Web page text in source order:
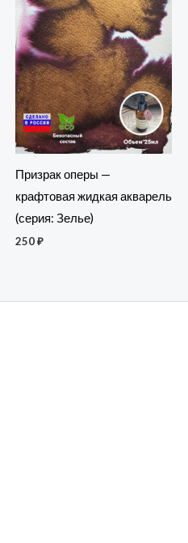
Призрак оперы —
крафтовая жидкая акварель
(серия: Зелье)
250₽